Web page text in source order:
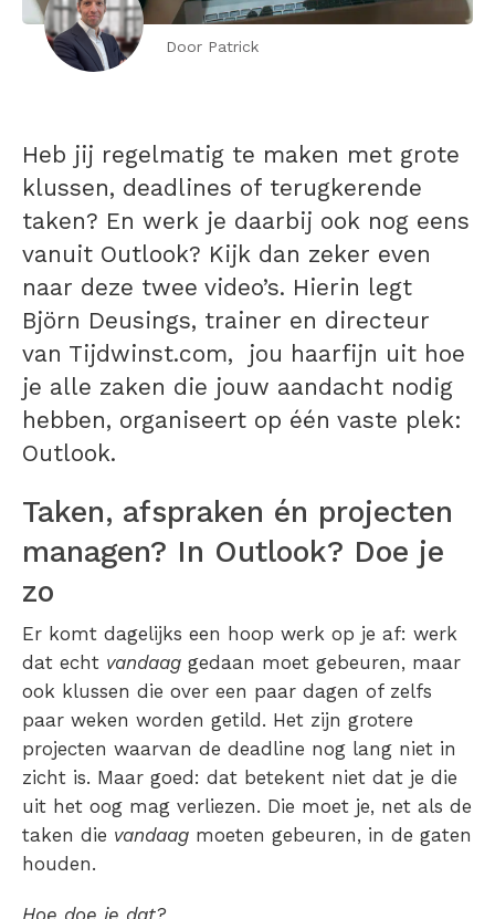
Door Patrick
Heb jij regelmatig te maken met grote
klussen, deadlines of terugkerende
taken? En werk je daarbij ook nog eens
vanuit Outlook? Kijk dan zeker even
naar deze twee video’s. Hierin legt
Björn Deusings, trainer en directeur
van Tijdwinst.com, jou haarfijn uit hoe
je alle zaken die jouw aandacht nodig
hebben, organiseert op één vaste plek:
Outlook.
Taken, afspraken én projecten
managen? In Outlook? Doe je
zo
Er komt dagelijks een hoop werk op je af: werk
dat echt vandaag gedaan moet gebeuren, maar
ook klussen die over een paar dagen of zelfs
paar weken worden getild. Het zijn grotere
projecten waarvan de deadline nog lang niet in
zicht is. Maar goed: dat betekent niet dat je die
uit het oog mag verliezen. Die moet je, net als de
taken die vandaag moeten gebeuren, in de gaten
houden.